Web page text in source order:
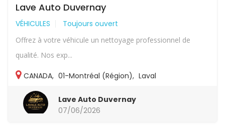
Lave Auto Duvernay
VÉHICULES Toujours ouvert
Offrez à votre véhicule un nettoyage professionnel de
qualité. Nos exp...
CANADA, 01-Montréal (Région), Laval
Lave Auto Duvernay
07/06/2026